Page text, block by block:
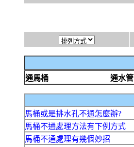
通馬桶
通水管
馬桶或是排水孔不通怎麼辦?
馬桶不通處理方法有下例方式
馬桶不通處理有幾個妙招